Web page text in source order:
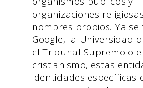
organizaciones
nombres propios. Ya
Google, la Universidad
el Tribunal Supremo o el
cristianismo, estas
identidades específicas